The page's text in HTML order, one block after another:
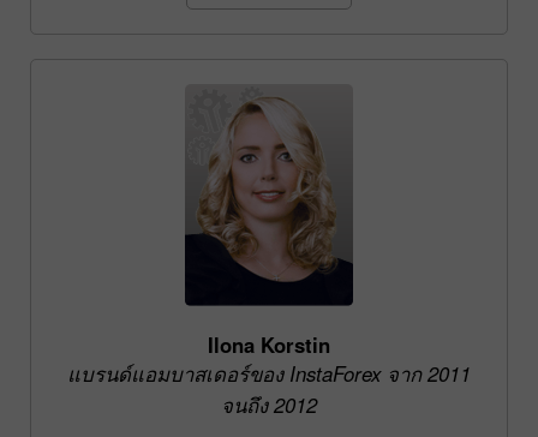
Ilona Korstin
แบรนด์แอมบาสเดอร์ของ InstaForex จาก 2011
จนถึง 2012